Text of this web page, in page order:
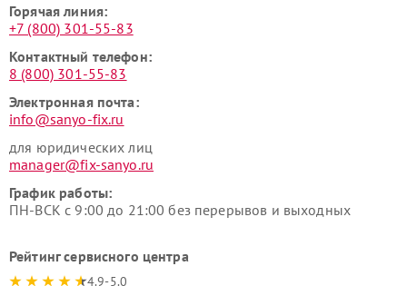
Горячая линия:
+7 (800) 301-55-83
Контактный телефон:
8 (800) 301-55-83
Электронная почта:
info@sanyo-fix.ru
для юридических лиц
manager@fix-sanyo.ru
График работы:
ПН-ВСК с 9:00 до 21:00 без перерывов и выходных
Рейтинг сервисного центра
4.9-5.0